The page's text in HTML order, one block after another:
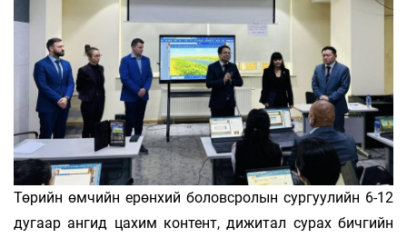
Төрийн өмчийн ерөнхий боловсролын сургуулийн 6-12
дугаар ангид цахим контент, дижитал сурах бичгийн